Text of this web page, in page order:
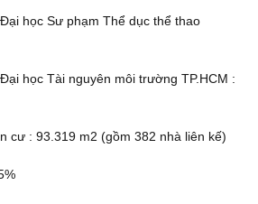
học Sư phạm Thể dục thể thao
học Tài nguyên môi trường TP.HCM :
cư : 93.319 m2 (gồm 382 nhà liên kế)